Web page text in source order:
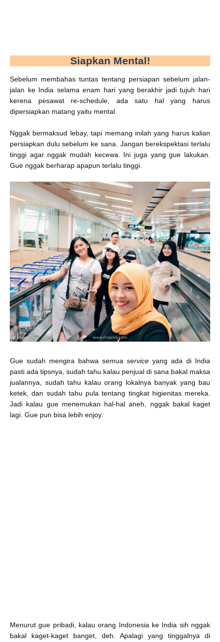
Siapkan Mental!
Sebelum membahas tuntas tentang persiapan sebelum jalan-
jalan ke India selama enam hari yang berakhir jadi tujuh hari
kerena pesawat re-schedule, ada satu hal yang harus
dipersiapkan matang yaitu mental.
Nggak bermaksud lebay, tapi memang inilah yang harus kalian
persiapkan dulu sebelum ke sana. Jangan berekspektasi terlalu
tinggi agar nggak mudah kecewa. Ini juga yang gue lakukan.
Gue nggak berharap apapun terlalu tinggi.
Gue sudah mengira bahwa semua service yang ada di India
pasti ada tipsnya, sudah tahu kalau penjual di sana bakal maksa
jualannya, sudah tahu kalau orang lokalnya banyak yang bau
ketek, dan sudah tahu pula tentang tingkat higienitas mereka.
Jadi kalau gue menemukan hal-hal aneh, nggak bakal kaget
lagi. Gue pun bisa lebih enjoy.
Menurut gue pribadi, kalau orang Indonesia ke India sih nggak
bakal kaget-kaget banget, deh. Apalagi yang tinggalnya di